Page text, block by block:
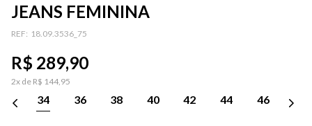
JEANS FEMININA
: 18.09.3536_75
R$ 289,90
2x de R$ 144,95
34 36 38 40 42 44 46